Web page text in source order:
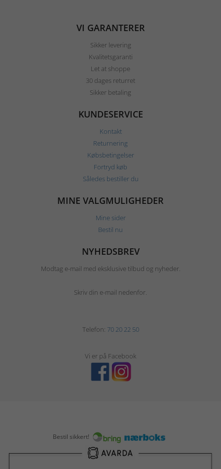
VI GARANTERER
Sikker levering
Kvalitetsgaranti
Let at shoppe
30 dages returret
Sikker betaling
KUNDESERVICE
Kontakt
Returnering
Købsbetingelser
Fortryd køb
Således bestiller du
MINE VALGMULIGHEDER
Mine sider
Bestil nu
NYHEDSBREV
Modtag e-mail med eksklusive tilbud og nyheder.
Skriv din e-mail nedenfor.
Telefon: 70 20 22 50
Vi er på Facebook
Bestil sikkert!